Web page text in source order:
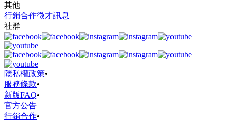
其他
行銷合作徵才訊息
社群
隱私權政策•
服務條款•
新版FAQ•
官方公告
行銷合作•